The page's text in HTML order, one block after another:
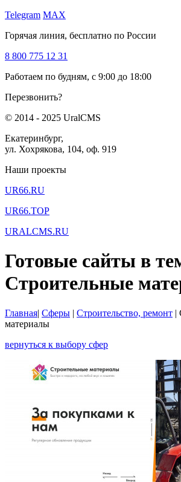
Telegram MAX
Горячая линия, бесплатно по России
8 800 775 12 31
Работаем по будням, с 9:00 до 18:00
Перезвонить?
© 2014 - 2025 UralCMS
Екатеринбург,
ул. Хохрякова, 104, оф. 919
Наши проекты
UR66.RU
UR66.TOP
URALCMS.RU
Готовые сайты в
Строительные
Главная| Сферы | Строительство, ремонт |
материалы
вернуться к выбору сфер